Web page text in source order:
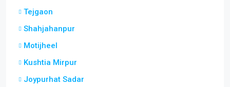
Tejgaon
Shahjahanpur
Motijheel
Kushtia Mirpur
Joypurhat Sadar